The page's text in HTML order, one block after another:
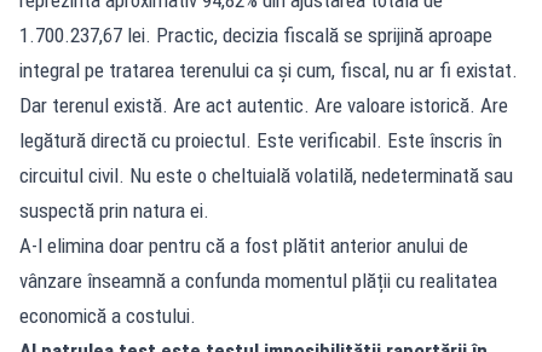
1.700.237,67 lei. Practic, decizia fiscală se sprijină aproape
integral pe tratarea terenului ca și cum, fiscal, nu ar fi existat.
Dar terenul există. Are act autentic. Are valoare istorică. Are
legătură directă cu proiectul. Este verificabil. Este înscris în
circuitul civil. Nu este o cheltuială volatilă, nedeterminată sau
suspectă prin natura ei.
A-l elimina doar pentru că a fost plătit anterior anului de
vânzare înseamnă a confunda momentul plății cu realitatea
economică a costului.